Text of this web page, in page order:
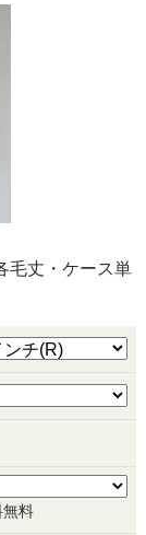
丈・ケース単
料